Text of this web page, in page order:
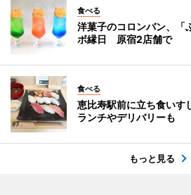
食べる
洋菓子のコロンバン、「
ボ縁日 原宿2店舗で
食べる
恵比寿駅前に立ち食い
ランチやデリバリーも
もっと見る